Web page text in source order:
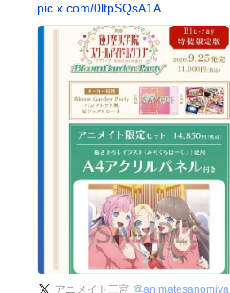
pic.x.com/0ltpSQsA1A
アニメイト三宮 @animatesanomiya